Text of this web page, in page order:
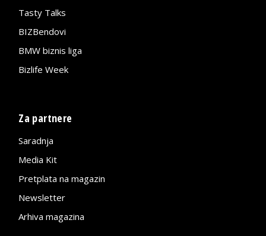
Tasty Talks
BIZBendovi
BMW biznis liga
Bizlife Week
Za partnere
Saradnja
Media Kit
Pretplata na magazin
Newsletter
Arhiva magazina